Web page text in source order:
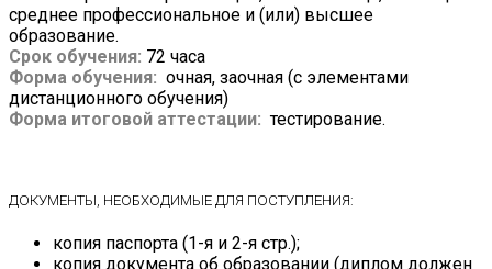
среднее профессиональное и (или) высшее
образование.
Срок обучения: 72 часа
Форма обучения: очная, заочная (с элементами
дистанционного обучения)
Форма итоговой аттестации: тестирование.
ДОКУМЕНТЫ, НЕОБХОДИМЫЕ ДЛЯ ПОСТУПЛЕНИЯ:
копия паспорта (1-я и 2-я стр.);
копия документа об образовании (диплом должен